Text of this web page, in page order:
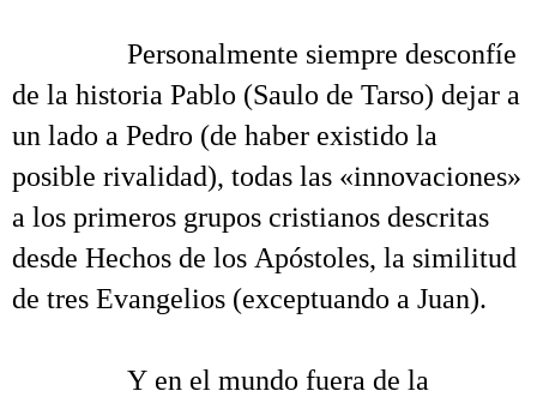
Personalmente siempre desconfíe
de la historia Pablo (Saulo de Tarso) dejar a
un lado a Pedro (de haber existido la
posible rivalidad), todas las «innovaciones»
a los primeros grupos cristianos descritas
desde Hechos de los Apóstoles, la similitud
de tres Evangelios (exceptuando a Juan).
Y en el mundo fuera de la